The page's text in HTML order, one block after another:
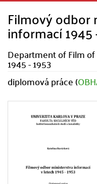
Filmový odbor
informací 1945
Department of Film
1945 - 1953
diplomová práce (